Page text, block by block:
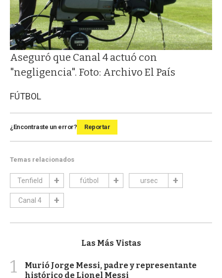
Aseguró que Canal 4 actuó con
"negligencia". Foto: Archivo El País
FÚTBOL
¿Encontraste un error? Reportar
Temas relacionados
Tenfield fútbol ursec
Canal 4
Las Más Vistas
1
Murió Jorge Messi, padre y representante
histórico de Lionel Messi